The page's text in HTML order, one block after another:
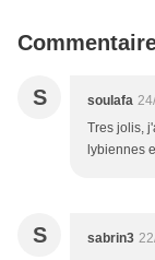
S soulafa
Tres jolis,
lybiennes
S sabrin3